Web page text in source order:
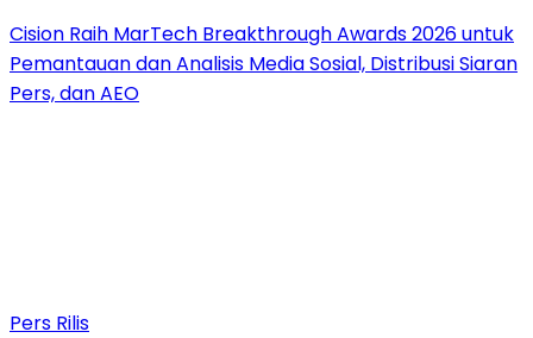
Cision Raih MarTech Breakthrough Awards 2026 untuk
Pemantauan dan Analisis Media Sosial, Distribusi Siaran
Pers, dan AEO
Pers Rilis